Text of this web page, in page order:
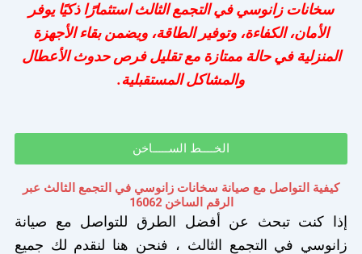
سخانات زانوسي في التجمع الثالث استثمارًا ذكيًا يوفر
الأمان، الكفاءة، وتوفير الطاقة، ويضمن بقاء الأجهزة
المنزلية في حالة ممتازة مع تقليل فرص حدوث الأعطال
والمشاكل المستقبلية.
الخــــط الســـــاخن
كيفية التواصل مع صيانة سخانات زانوسي في التجمع الثالث عبر
الرقم الساخن 16062
إذا كنت تبحث عن أفضل الطرق للتواصل مع صيانة
زانوسي في التجمع الثالث ، فنحن هنا لنقدم لك جميع